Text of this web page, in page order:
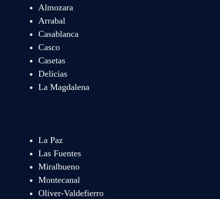
Almozara
Arrabal
Casablanca
Casco
Casetas
Delicias
La Magdalena
La Paz
Las Fuentes
Miralbueno
Montecanal
Oliver-Valdefierro